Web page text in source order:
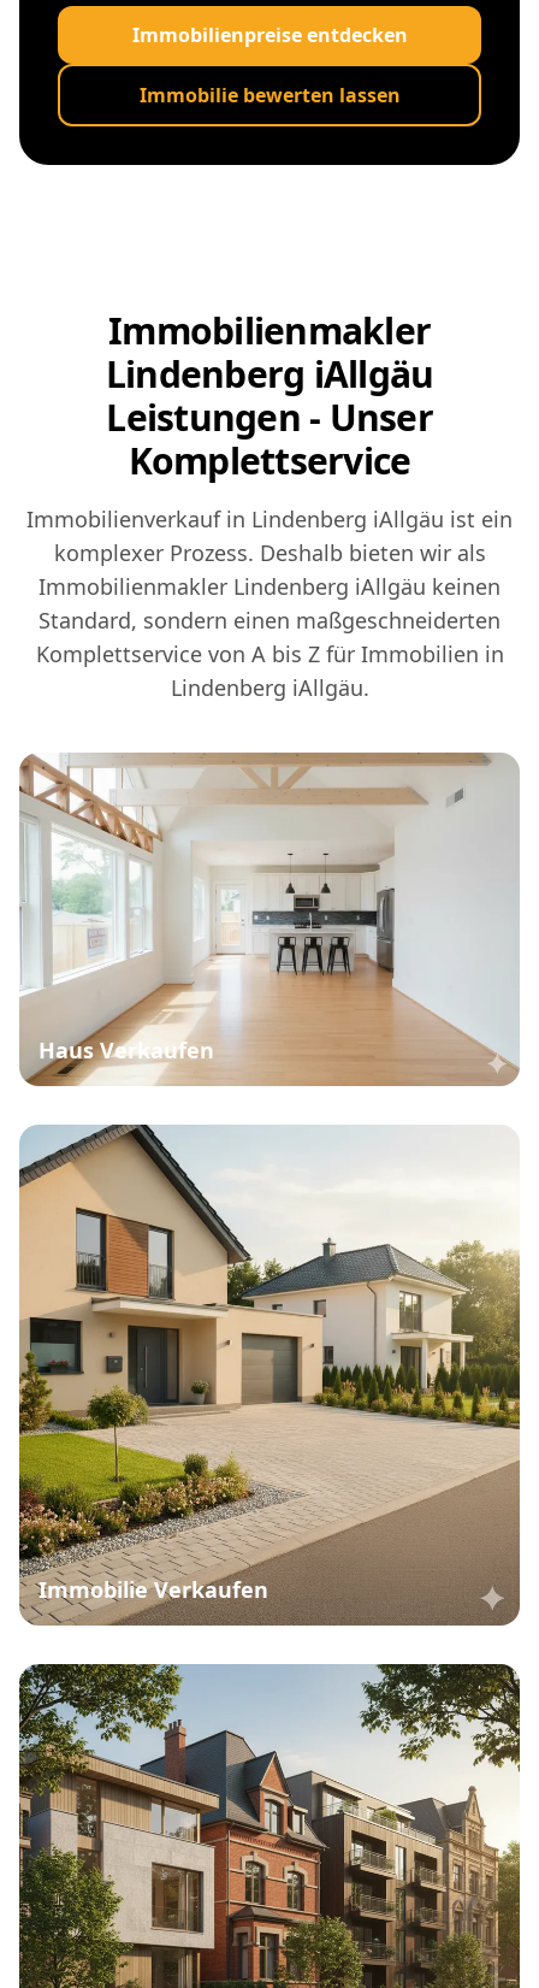
Immobilienpreise entdecken
Immobilie bewerten lassen
Immobilienmakler
Lindenberg iAllgäu
Leistungen - Unser
Komplettservice
Immobilienverkauf in Lindenberg iAllgäu ist ein
komplexer Prozess. Deshalb bieten wir als
Immobilienmakler Lindenberg iAllgäu keinen
Standard, sondern einen maßgeschneiderten
Komplettservice von A bis Z für Immobilien in
Lindenberg iAllgäu.
Haus Verkaufen
Immobilie Verkaufen